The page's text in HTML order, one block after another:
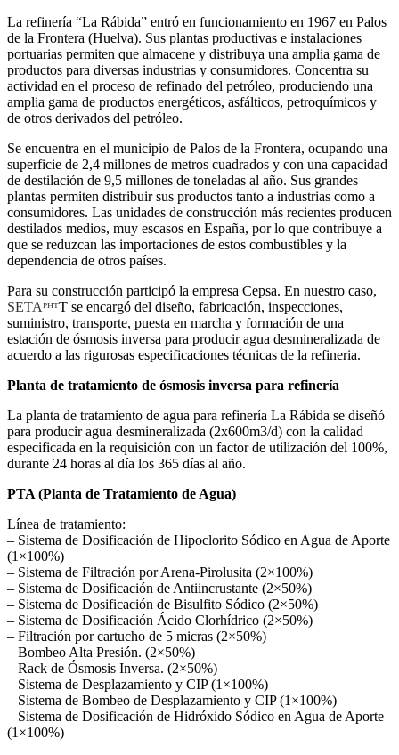
La refinería “La Rábida” entró en funcionamiento en 1967 en Palos
de la Frontera (Huelva). Sus plantas productivas e instalaciones
portuarias permiten que almacene y distribuya una amplia gama de
productos para diversas industrias y consumidores. Concentra su
actividad en el proceso de refinado del petróleo, produciendo una
amplia gama de productos energéticos, asfálticos, petroquímicos y
de otros derivados del petróleo.
Se encuentra en el municipio de Palos de la Frontera, ocupando una
superficie de 2,4 millones de metros cuadrados y con una capacidad
de destilación de 9,5 millones de toneladas al año. Sus grandes
plantas permiten distribuir sus productos tanto a industrias como a
consumidores. Las unidades de construcción más recientes producen
destilados medios, muy escasos en España, por lo que contribuye a
que se reduzcan las importaciones de estos combustibles y la
dependencia de otros países.
Para su construcción participó la empresa Cepsa. En nuestro caso,
SETAᴾᴴᵀT se encargó del diseño, fabricación, inspecciones,
suministro, transporte, puesta en marcha y formación de una
estación de ósmosis inversa para producir agua desmineralizada de
acuerdo a las rigurosas especificaciones técnicas de la refineria.
Planta de tratamiento de ósmosis inversa para refinería
La planta de tratamiento de agua para refinería La Rábida se diseñó
para producir agua desmineralizada (2x600m3/d) con la calidad
especificada en la requisición con un factor de utilización del 100%,
durante 24 horas al día los 365 días al año.
PTA (Planta de Tratamiento de Agua)
Línea de tratamiento:
– Sistema de Dosificación de Hipoclorito Sódico en Agua de Aporte
(1×100%)
– Sistema de Filtración por Arena‐Pirolusita (2×100%)
– Sistema de Dosificación de Antiincrustante (2×50%)
– Sistema de Dosificación de Bisulfito Sódico (2×50%)
– Sistema de Dosificación Ácido Clorhídrico (2×50%)
– Filtración por cartucho de 5 micras (2×50%)
– Bombeo Alta Presión. (2×50%)
– Rack de Ósmosis Inversa. (2×50%)
– Sistema de Desplazamiento y CIP (1×100%)
– Sistema de Bombeo de Desplazamiento y CIP (1×100%)
– Sistema de Dosificación de Hidróxido Sódico en Agua de Aporte
(1×100%)